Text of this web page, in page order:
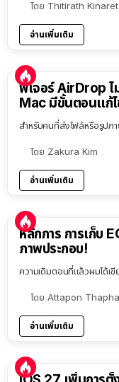
โดย Thitirath Kinaret
อ่านเพิ่มเติม
ฟีเจอร์ AirDrop
Mac มีขั้นตอนแก้ไ
สำหรับคนที่ส่งไฟล์หรือรูปภ
โดย Zakura Kim
อ่านเพิ่มเติม
หลักการ การเก็บ
ภาพประกอบ!
ความเดิมตอนที่แล้วผมได้เ
โดย Attapon
อ่านเพิ่มเติม